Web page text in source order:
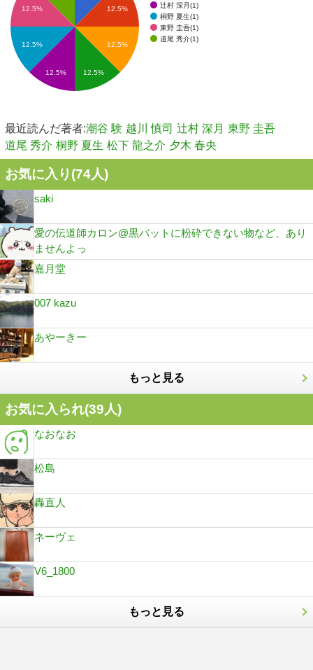
辻村 深月(1)
桐野 夏生(1)
東野 圭吾(1)
道尾 秀介(1)
12.5%
12.5%
12.5%
12.5%
12.5% 12.5%
最近読んだ著者:潮谷 験 越川 慎司 辻村 深月 東野 圭吾
道尾 秀介 桐野 夏生 松下 龍之介 夕木 春央
お気に入り(74人)
saki
愛の伝道師カロン@黒バットに粉砕できない物など、あり
ませんよっ
嘉月堂
007 kazu
あやーきー
もっと見る
お気に入られ(39人)
なおなお
松島
轟直人
ネーヴェ
V6_1800
もっと見る